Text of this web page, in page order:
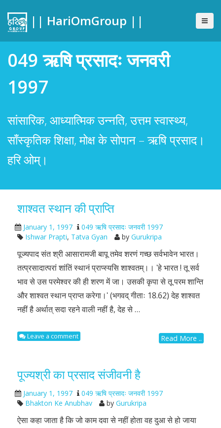
|| HariOmGroup ||
049 ऋषि प्रसादः जनवरी
1997
सांसारिक, आध्यात्मिक उन्नति, उत्तम स्वास्थ्य,
साँस्कृतिक शिक्षा, मोक्ष के सोपान – ऋषि प्रसाद।
हरि ओम्।
शाश्वत स्थान की प्राप्ति
January 1, 1997
049 ऋषि प्रसादः जनवरी 1997
Ishwar Prapti, Tatva Gyan by Gurukripa
पूज्यपाद संत श्री आसारामजी बापू तमेव शरणं गच्छ सर्वभावेन भारत।
तत्प्रसादात्परां शांतिं स्थानं प्राप्स्यसि शाश्वतम्।। ʹहे भारत ! तू सर्व
भाव से उस परमेश्वर की ही शरण में जा। उसकी कृपा से तू परम शान्ति
और शाश्वत स्थान प्राप्त करेगा।ʹ (भगवद् गीताः 18.62) देह शाश्वत
नहीं है अर्थात् सदा रहने वाली नहीं है, देह से …
Read More ..
Leave a comment
पूज्यश्री का प्रसाद संजीवनी है
January 1, 1997
049 ऋषि प्रसादः जनवरी 1997
Bhakton Ke Anubhav
by Gurukripa
ऐसा कहा जाता है कि जो काम दवा से नहीं होता वह दुआ से हो जाया